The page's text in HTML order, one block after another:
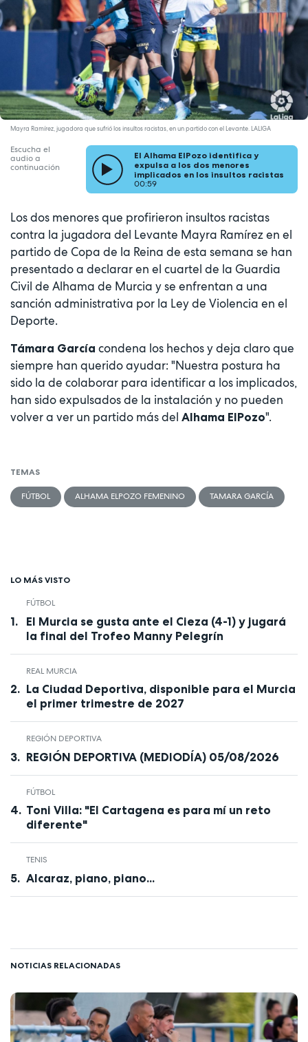
Mayra Ramírez, jugadora que sufrió los insultos racistas, en un partido con el Levante. LALIGA
Escucha el
audio a
continuación
El Alhama ElPozo identifica y
expulsa a los dos menores
implicados en los insultos racistas
00:59
Los dos menores que profirieron insultos racistas
contra la jugadora del Levante Mayra Ramírez en el
partido de Copa de la Reina de esta semana se han
presentado a declarar en el cuartel de la Guardia
Civil de Alhama de Murcia y se enfrentan a una
sanción administrativa por la Ley de Violencia en el
Deporte.
Támara García condena los hechos y deja claro que
siempre han querido ayudar: "Nuestra postura ha
sido la de colaborar para identificar a los implicados,
han sido expulsados de la instalación y no pueden
volver a ver un partido más del Alhama ElPozo".
TEMAS
FÚTBOL ALHAMA ELPOZO FEMENINO TAMARA GARCÍA
LO MÁS VISTO
FÚTBOL
El Murcia se gusta ante el Cieza (4-1) y jugará
la final del Trofeo Manny Pelegrín
REAL MURCIA
La Ciudad Deportiva, disponible para el Murcia
el primer trimestre de 2027
REGIÓN DEPORTIVA
REGIÓN DEPORTIVA (MEDIODÍA) 05/08/2026
FÚTBOL
Toni Villa: "El Cartagena es para mí un reto
diferente"
TENIS
Alcaraz, piano, piano...
NOTICIAS RELACIONADAS